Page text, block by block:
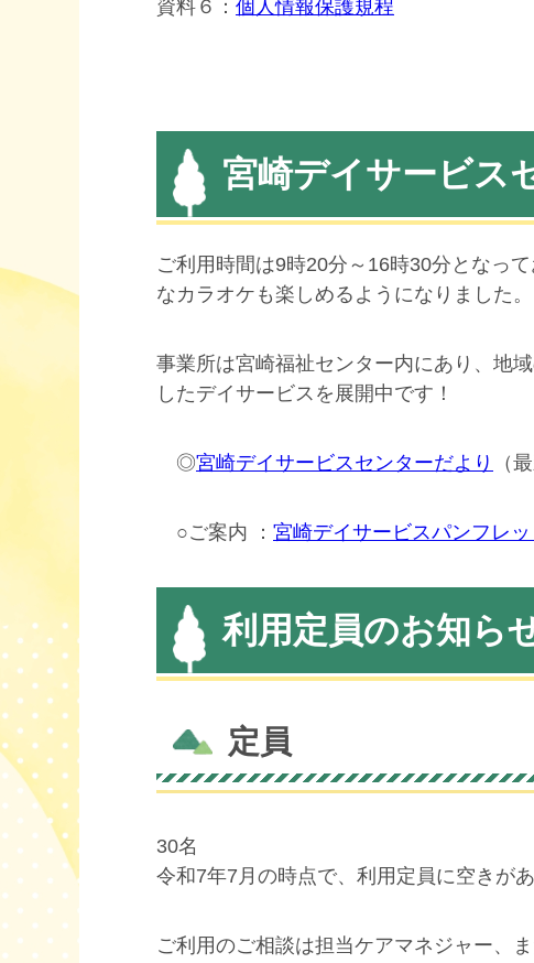
資料６： 個人情報保護規程
宮崎デイサービス
ご利用時間は9時20分～16時30分となっ
なカラオケも楽しめるようになりました。
事業所は宮崎福祉センター内にあり、地
したデイサービスを展開中です！
◎宮崎デイサービスセンターだより （
○ご案内 ： 宮崎デイサービスパンフレッ
利用定員のお知ら
定員
30名
令和7年7月の時点で、利用定員に空きがあ
ご利用のご相談は担当ケアマネジャー、